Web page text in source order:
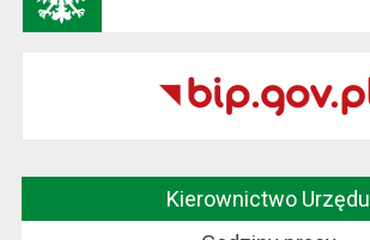
Kierownictwo Urzędu